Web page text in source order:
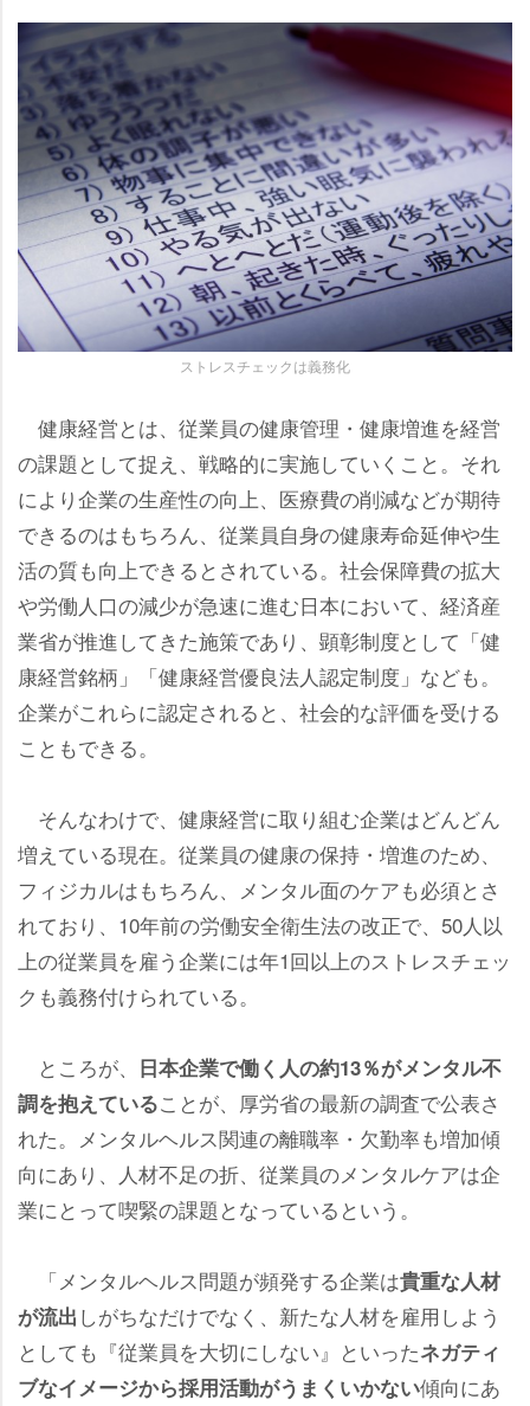
ストレスチェックは義務化
健康経営とは、従業員の健康管理・健康増進を経営
の課題として捉え、戦略的に実施していくこと。それ
により企業の生産性の向上、医療費の削減などが期待
できるのはもちろん、従業員自身の健康寿命延伸や生
活の質も向上できるとされている。社会保障費の拡大
労働人口の減少が急速に進む日本において、経済産
業省が推進してきた施策であり、顕彰制度として「健
康経営銘柄」「健康経営優良法人認定制度」なども。
企業がこれらに認定されると、社会的な評価を受ける
こともできる。
そんなわけで、健康経営に取り組む企業はどんどん
増えている現在。従業員の健康の保持・増進のため、
フィジカルはもちろん、メンタル面のケアも必須とさ
れており、10年前の労働安全衛生法の改正で、50人以
上の従業員を雇う企業には年1回以上のストレスチェッ
クも義務付けられている。
ところが、
日本企業で働く人の約13％がメンタル不
調を抱えていることが、厚労省の最新の調査で公表さ
れた。メンタルヘルス関連の離職率・欠勤率も増加傾
向にあり、人材不足の折、従業員のメンタルケアは企
業にとって喫緊の課題となっているという。
「メンタルヘルス問題が頻発する企業は貴重な人材
が流出 しがちなだけでなく、新たな人材を雇用しよう
としても『従業員を大切にしない』といったネガティ
ブなイメージから採用活動がうまくいかない傾向にあ